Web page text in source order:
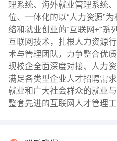
理系统、海外就业管理系统
位、一体化的以“人力资源”
络和就业创业的“互联网+”系
互联网技术，扎根人力资源
术与管理团队，力争整合优
现校企全面深度对接、人力
满足各类型企业人才招聘需
就业和广大社会群众的就业
整套先进的互联网人才管理工